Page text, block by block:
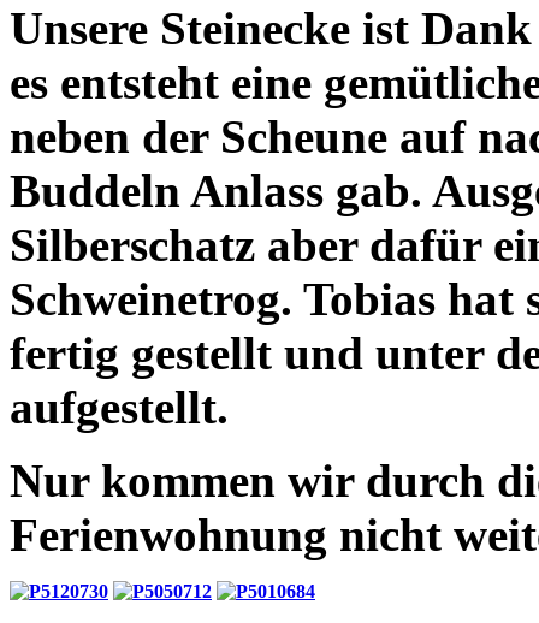
Unsere Steinecke ist
es entsteht eine
neben der Scheune auf
Buddeln Anlass gab.
Silberschatz aber dafür
Schweinetrog. Tobias hat
fertig gestellt und unter
aufgestellt.
Nur kommen wir durch
Ferienwohnung nicht